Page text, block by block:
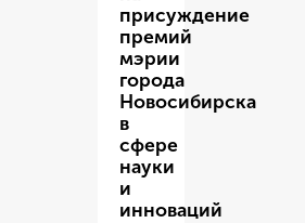
присуждение
премий
мэрии
города
Новосибирска
в
сфере
науки
и
инноваций